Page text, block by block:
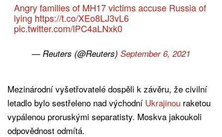
Angry families of MH17 victims accuse Russia of
lyinghttps://t.co/XEo8LJ3vL6
pic.twitter.com/lPC4aLNxk0
— Reuters (@Reuters) September 6, 2021
Mezinárodní vyšetřovatelé dospěli k závěru, že civilní
letadlo bylo sestřeleno nad východní Ukrajinou raketou
vypálenou proruskými separatisty. Moskva jakoukoli
odpovědnost odmítá.